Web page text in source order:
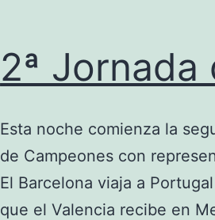
2ª Jornada
Esta noche comienza la
de Campeones con
El Barcelona viaja a
que el Valencia recibe en